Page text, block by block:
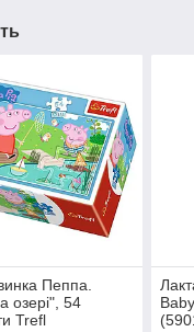
Пеппа.
озері", 54
Trefl